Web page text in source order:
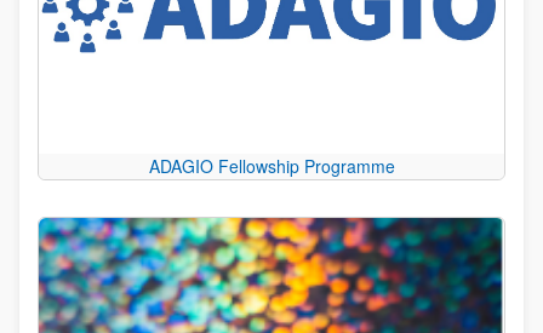
ADAGIO Fellowship Programme